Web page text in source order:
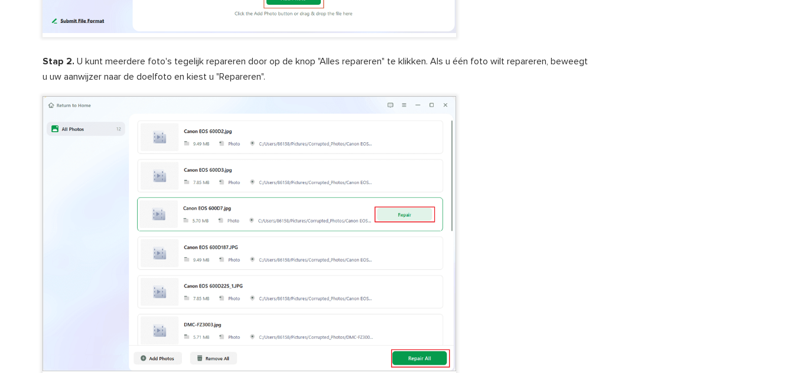
Stap 2. U kunt meerdere foto's tegelijk repareren door op de knop "Alles repareren" te klikken. Als u één foto wilt repareren, beweegt
u uw aanwijzer naar de doelfoto en kiest u "Repareren".